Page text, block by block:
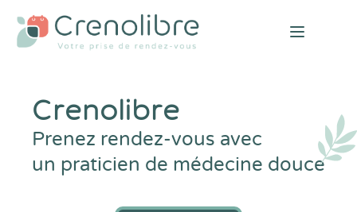
Open
Crenolibre
Prenez rendez-vous avec
un praticien de médecine douce